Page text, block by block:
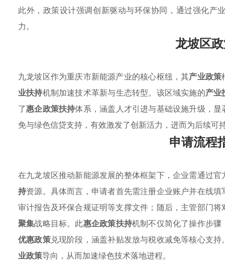
此外，政策设计强调创新驱动与环保协同，通过强化产
力。
龙坡区
九龙坡区作为重庆市新能源产业的核心枢纽，其产业政策
业扶持机制加速技术革新与生态转型。该区域实施的产业
了惠企政策扶持体系，涵盖人才引进与基础设施升级，
免与绿色信贷支持，有效激发了创新活力，进而为后续可
申请流程
在九龙坡区推动新能源发展的整体框架下，企业需通过
持资源。具体而言，申请者首先需注册企业账户并在线
审计报告及环保合规证明等支撑文件；随后，主管部门
聚集战略目标。此惠企政策扶持机制不仅简化了操作步
优惠政策兑现阶段，涵盖补贴发放与税收减免等核心支
业政策导向，从而加速绿色技术落地进程。